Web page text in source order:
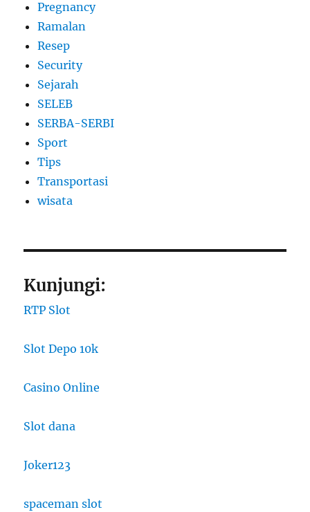
Pregnancy
Ramalan
Resep
Security
Sejarah
SELEB
SERBA-SERBI
Sport
Tips
Transportasi
wisata
Kunjungi:
RTP Slot
Slot Depo 10k
Casino Online
Slot dana
Joker123
spaceman slot